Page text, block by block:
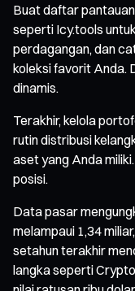
Buat daftar
seperti Icy.tools
perdagangan, dan
koleksi favorit Anda.
dinamis.
Terakhir, kelola
rutin distribusi
aset yang Anda
posisi.
Data pasar
melampaui 1,34
setahun terakhir
langka seperti